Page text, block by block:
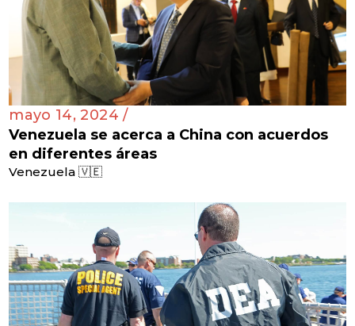
mayo 14, 2024 /
Venezuela se acerca a China con acuerdos
en diferentes áreas
Venezuela 🇻🇪